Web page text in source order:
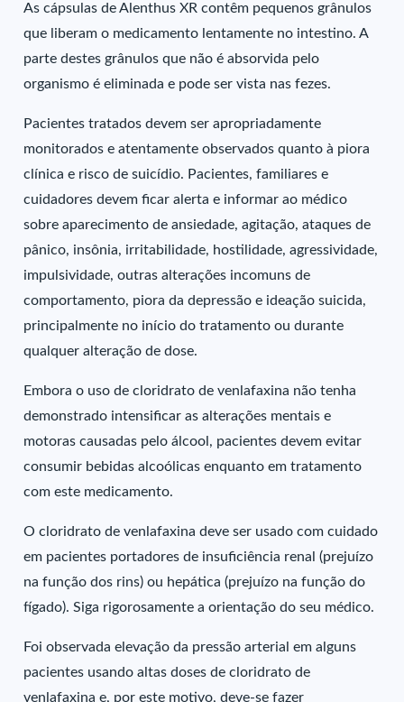
As cápsulas de Alenthus XR contêm pequenos grânulos
que liberam o medicamento lentamente no intestino. A
parte destes grânulos que não é absorvida pelo
organismo é eliminada e pode ser vista nas fezes.
Pacientes tratados devem ser apropriadamente
monitorados e atentamente observados quanto à piora
clínica e risco de suicídio. Pacientes, familiares e
cuidadores devem ficar alerta e informar ao médico
sobre aparecimento de ansiedade, agitação, ataques de
pânico, insônia, irritabilidade, hostilidade, agressividade,
impulsividade, outras alterações incomuns de
comportamento, piora da depressão e ideação suicida,
principalmente no início do tratamento ou durante
qualquer alteração de dose.
Embora o uso de cloridrato de venlafaxina não tenha
demonstrado intensificar as alterações mentais e
motoras causadas pelo álcool, pacientes devem evitar
consumir bebidas alcoólicas enquanto em tratamento
com este medicamento.
O cloridrato de venlafaxina deve ser usado com cuidado
em pacientes portadores de insuficiência renal (prejuízo
na função dos rins) ou hepática (prejuízo na função do
fígado). Siga rigorosamente a orientação do seu médico.
Foi observada elevação da pressão arterial em alguns
pacientes usando altas doses de cloridrato de
venlafaxina e, por este motivo, deve-se fazer